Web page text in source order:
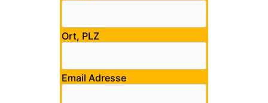
Ort, PLZ
Email Adresse